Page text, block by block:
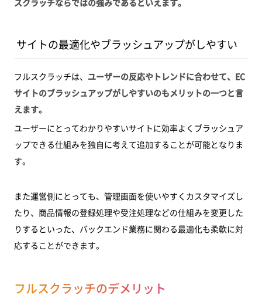
サイトの最適化やブラッシュアップがしやすい
フルスクラッチは、 ユーザーの反応やトレンドに合わせて、EC
サイトのブラッシュアップがしやすいのもメリットの一つと言
えます。
ユーザーにとってわかりやすいサイトに効率よくブラッシュア
ップできる仕組みを独自に考えて追加することが可能となりま
す。
また運営側にとっても、管理画面を使いやすくカスタマイズし
たり、商品情報の登録処理や受注処理などの仕組みを変更した
りするといった、バックエンド業務に関わる最適化も柔軟に対
応することができます。
フルスクラッチのデメリット